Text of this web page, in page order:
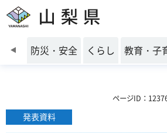
山梨県
前のスライドを表示
防災・安全 くらし 教育・子
ページID：
発表資料